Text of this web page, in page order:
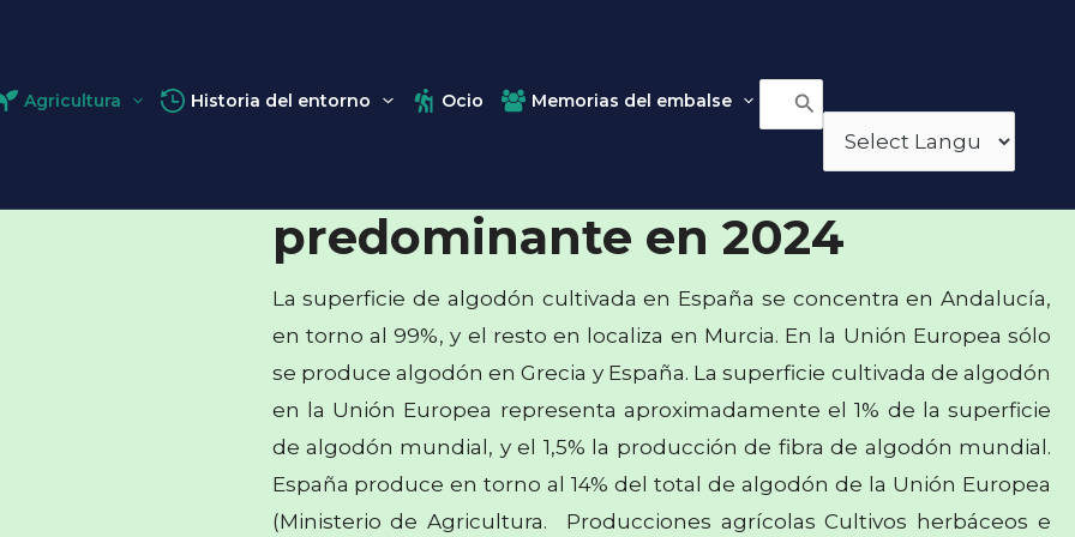
Agricultura Historia del entorno Ocio Memorias del embalse
Buscar
predominante en 2024
La superficie de algodón cultivada en España se concentra en Andalucía,
en torno al 99%, y el resto en localiza en Murcia. En la Unión Europea sólo
se produce algodón en Grecia y España. La superficie cultivada de algodón
en la Unión Europea representa aproximadamente el 1% de la superficie
de algodón mundial, y el 1,5% la producción de fibra de algodón mundial.
España produce en torno al 14% del total de algodón de la Unión Europea
(Ministerio de Agricultura. Producciones agrícolas Cultivos herbáceos e